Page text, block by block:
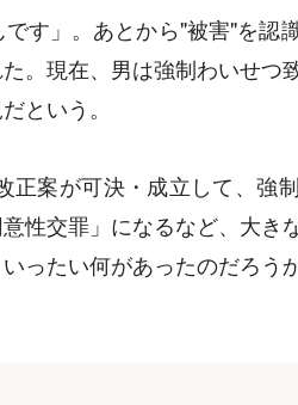
す」。あとから"被害"を認
。現在、男は強制わいせつ
という。
正案が可決・成立して、強
性交罪」になるなど、大き
ったい何があったのだろう